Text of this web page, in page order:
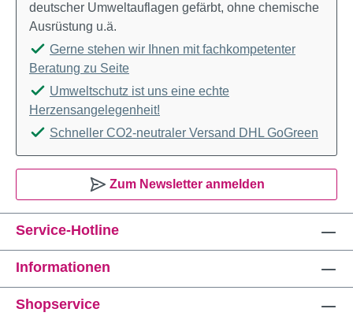
Service-Hotline
Informationen
Shopservice
deutscher Umweltauflagen gefärbt, ohne chemische
Ausrüstung u.ä.
Gerne stehen wir Ihnen mit fachkompetenter
Beratung zu Seite
Umweltschutz ist uns eine echte
Herzensangelegenheit!
Schneller CO2-neutraler Versand DHL GoGreen
Zum Newsletter anmelden